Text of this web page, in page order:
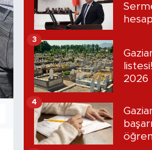
2026
3
4